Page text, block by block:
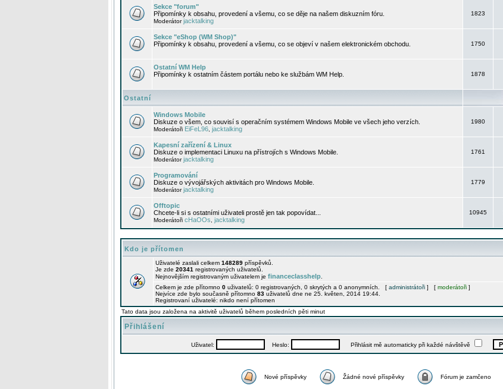
Sekce "forum"
Připomínky k obsahu, provedení a všemu, co se děje na našem diskuzním fóru.
Moderátorjacktalking
1823
Sekce "eShop (WM Shop)"
Připomínky k obsahu, provedení a všemu, co se objeví v našem elektronickém obchodu.
1750
Ostatní WM Help
Připomínky k ostatním částem portálu nebo ke službám WM Help.
1878
Ostatní
Windows Mobile
Diskuze o všem, co souvisí s operačním systémem Windows Mobile ve všech jeho verzích.
Moderátoři EiFeL96 jacktalking
1980
Kapesní zařízení & Linux
Diskuze o implementaci Linuxu na přístrojích s Windows Mobile.
Moderátorjacktalking
1761
Programování
Diskuze o vývojářských aktivitách pro Windows Mobile.
Moderátorjacktalking
1779
Offtopic
Chcete-li si s ostatními uživateli prostě jen tak popovídat...
Moderátoři cHaOOs jacktalking
10945
Kdo je přítomen
Uživatelé zaslali celkem 148289 příspěvků.
Je zde 20341 registrovaných uživatelů.
Nejnovějším registrovaným uživatelem je financeclasshelp
Celkem je zde přítomno 0 uživatelů: 0 registrovaných, 0 skrytých a 0 anonymních. [ administrátoři ] [ moderátoři ]
Nejvíce zde bylo současně přítomno 83 uživatelů dne ne 25. květen, 2014 19:44.
Registrovaní uživatelé: nikdo není přítomen
Tato data jsou založena na aktivitě uživatelů během posledních pěti minut
Přihlášení
Uživatel: Heslo: Přihlásit mě automaticky při každé návštěvě
Nové příspěvky Žádné nové příspěvky Fórum je zamčeno